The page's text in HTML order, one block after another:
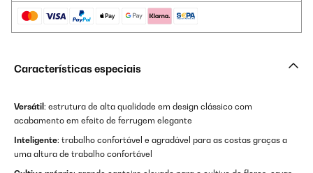
Características especiais
Versátil : estrutura de alta qualidade em design clássico com
acabamento em efeito de ferrugem elegante
Inteligente: trabalho confortável e agradável para as costas graças a
uma altura de trabalho confortável